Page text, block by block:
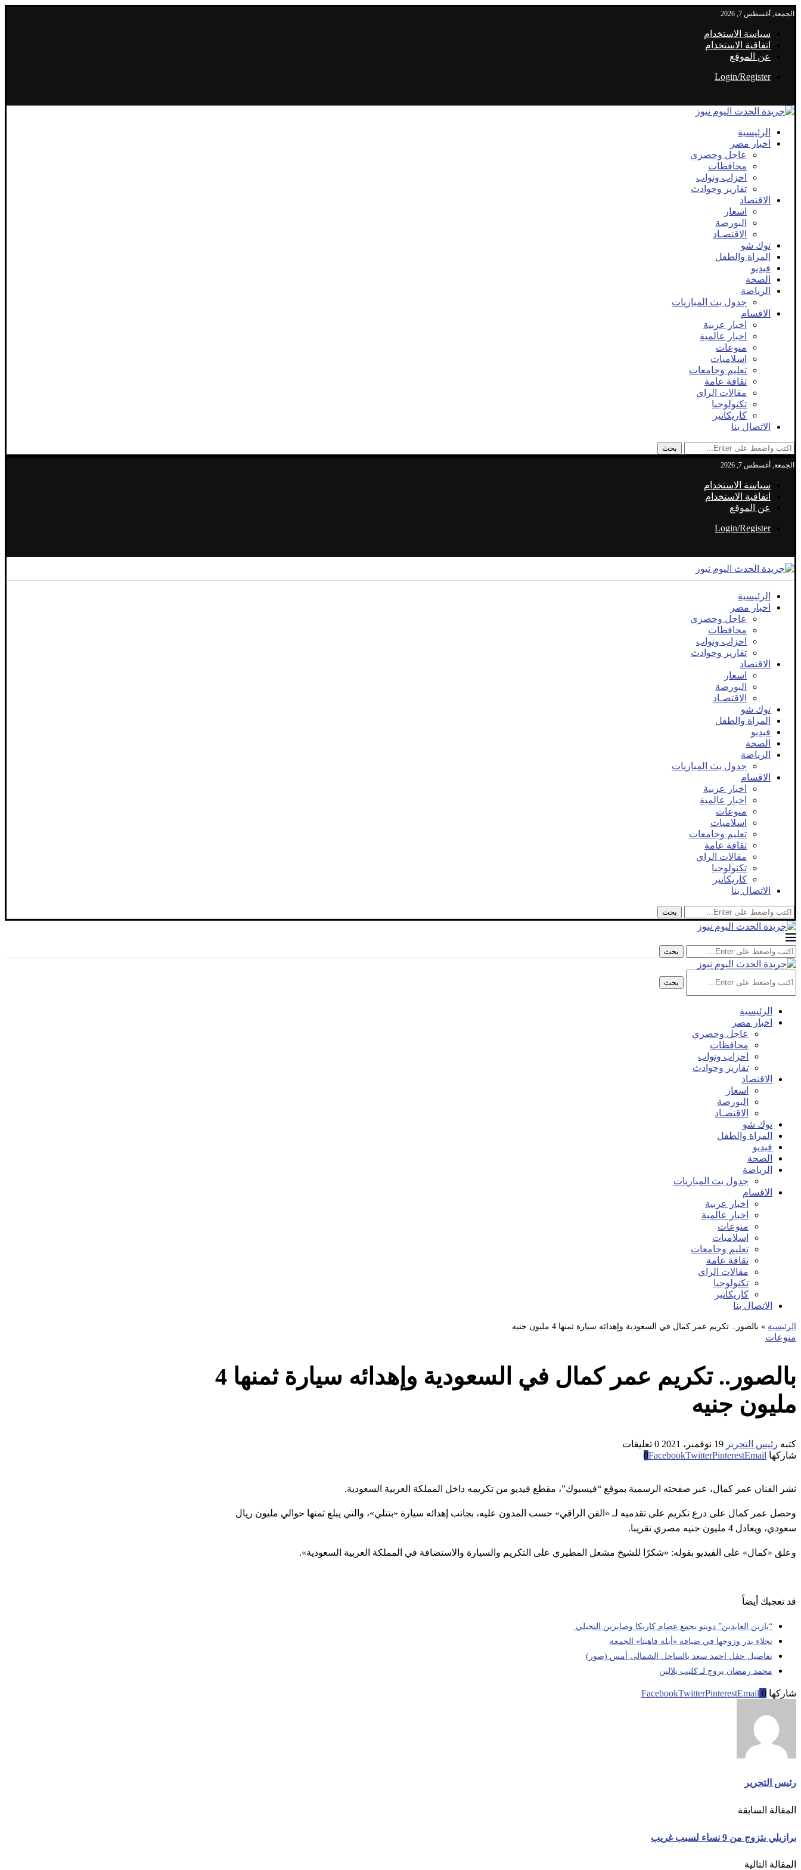
الجمعة, أغسطس 7, 2026
سياسة الاستخدام
اتفاقية الاستخدام
عن الموقع
Login/Register
الرئيسية
اخبار مصر
عاجل وحصري
محافظات
احزاب ونواب
تقارير وحوادث
الاقتصاد
اسعار
البورصة
الاقتصـاد
توك شو
المراة والطفل
فيديو
الصحة
الرياضة
جدول بث المباريات
الاقسام
اخبار عربية
اخبار عالمية
منوعات
اسلاميات
تعليم وجامعات
ثقافة عامة
مقالات الراي
تكنولوجيا
كاريكاتير
الاتصال بنا
بحث
الجمعة, أغسطس 7, 2026
سياسة الاستخدام
اتفاقية الاستخدام
عن الموقع
Login/Register
الرئيسية
اخبار مصر
عاجل وحصري
محافظات
احزاب ونواب
تقارير وحوادث
الاقتصاد
اسعار
البورصة
الاقتصـاد
توك شو
المراة والطفل
فيديو
الصحة
الرياضة
جدول بث المباريات
الاقسام
اخبار عربية
اخبار عالمية
منوعات
اسلاميات
تعليم وجامعات
ثقافة عامة
مقالات الراي
تكنولوجيا
كاريكاتير
الاتصال بنا
بحث
بحث
بحث
الرئيسية
اخبار مصر
عاجل وحصري
محافظات
احزاب ونواب
تقارير وحوادث
الاقتصاد
اسعار
البورصة
الاقتصـاد
توك شو
المراة والطفل
فيديو
الصحة
الرياضة
جدول بث المباريات
الاقسام
اخبار عربية
اخبار عالمية
منوعات
اسلاميات
تعليم وجامعات
ثقافة عامة
مقالات الراي
تكنولوجيا
كاريكاتير
الاتصال بنا
الرئيسية » بالصور.. تكريم عمر كمال في السعودية وإهدائه سيارة ثمنها 4 مليون جنيه
منوعات
بالصور.. تكريم عمر كمال في السعودية وإهدائه سيارة ثمنها 4
مليون جنيه
كتبه رئيس التحرير 19 نوفمبر، 2021
0 تعليقات
شاركها
0FacebookTwitterPinterestEmail
نشر الفنان عمر كمال، عبر صفحته الرسمية بموقع “فيسبوك”، مقطع فيديو من تكريمه داخل المملكة العربية السعودية.
وحصل عمر كمال على درع تكريم على تقدميه لـ «الفن الراقي» حسب المدون عليه، بجانب إهدائه سيارة «بنتلي»، والتي يبلغ ثمنها حوالي مليون ريال
سعودي، ويعادل 4 مليون جنيه مصري تقريبا.
وعلق «كمال» على الفيديو بقوله: «شكرًا للشيخ مشعل المطيري على التكريم والسيارة والاستضافة في المملكة العربية السعودية».
قد تعجبك أيضاً
“يازين العابدين” دويتو يجمع عصام كاريكا وصابرين النجيلي
نجلاء بدر وزوجها في ضيافة «أبلة فاهيتا» الجمعة
تفاصيل حفل احمد سعد بالساحل الشمالى أمس (صور)
محمد رمضان يروج لـ كليب بلالين
شاركها 0
FacebookTwitterPinterestEmail
رئيس التحرير
المقالة السابقة
برازيلي يتزوج من 9 نساء لسبب غريب
المقالة التالية